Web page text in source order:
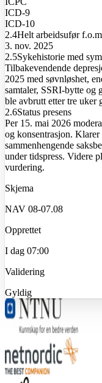
ICD-9
ICD-10
2.4Helt arbeidsufør
3. nov. 2025
2.5Sykehistorie med
Tilbakevendende
2025 med søvnløshet,
samtaler, SSRI-bytte og
ble avbrutt etter tre
2.6Status presens
Per 15. mai 2026
og konsentrasjon.
sammenhengende
under tidspress. Videre
vurdering.
Skjema
NAV 08-07.08
Opprettet
I dag 07:00
Validering
Gyldig